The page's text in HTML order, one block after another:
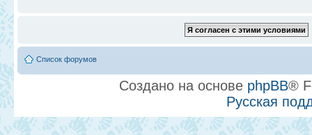
Список форумов
Создано на основе phpBB®
Русская